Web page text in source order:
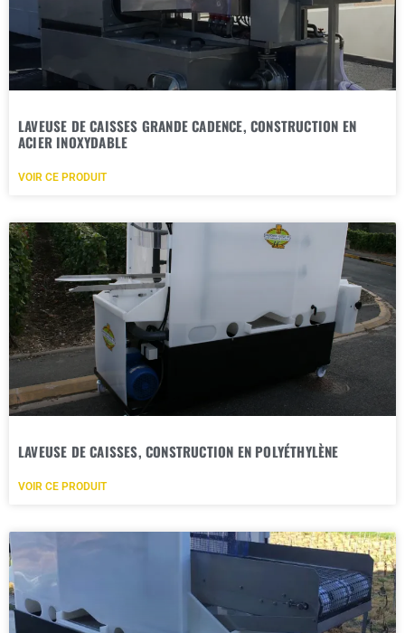
LAVEUSE DE CAISSES GRANDE CADENCE, CONSTRUCTION EN
ACIER INOXYDABLE
VOIR CE PRODUIT
LAVEUSE DE CAISSES, CONSTRUCTION EN POLYÉTHYLÈNE
VOIR CE PRODUIT